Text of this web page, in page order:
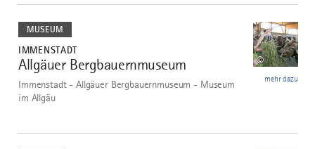
MUSEUM
IMMENSTADT
1
Allgäuer Bergbauernmuseum ©
Immenstadt - Allgäuer Bergbauernmuseum - Museum
im Allgäu
mehr dazu
dazu